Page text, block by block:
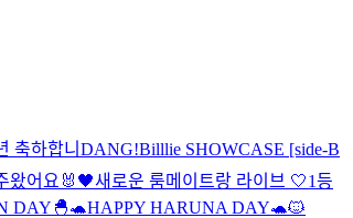
축하합니DANG!Billlie SHOWCASE [side-B
왔어요🐰 🖤새로운 룸메이트랑 라이브 🤍1등
DAY🐣🐢HAPPY HARUNA DAY🐢🐱